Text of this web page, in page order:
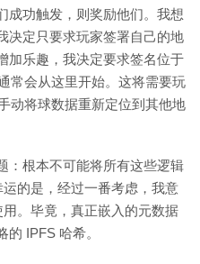
成功触发，则奖励他们。我想
决定只要求玩家签署自己的地
加乐趣，我决定要求签名位于
常会从这里开始。这将需要玩
动将球数据重新定位到其他地
：根本不可能将所有这些逻辑
的是，经过一番考虑，我意
。毕竟，真正嵌入的元数据
IPFS 哈希。